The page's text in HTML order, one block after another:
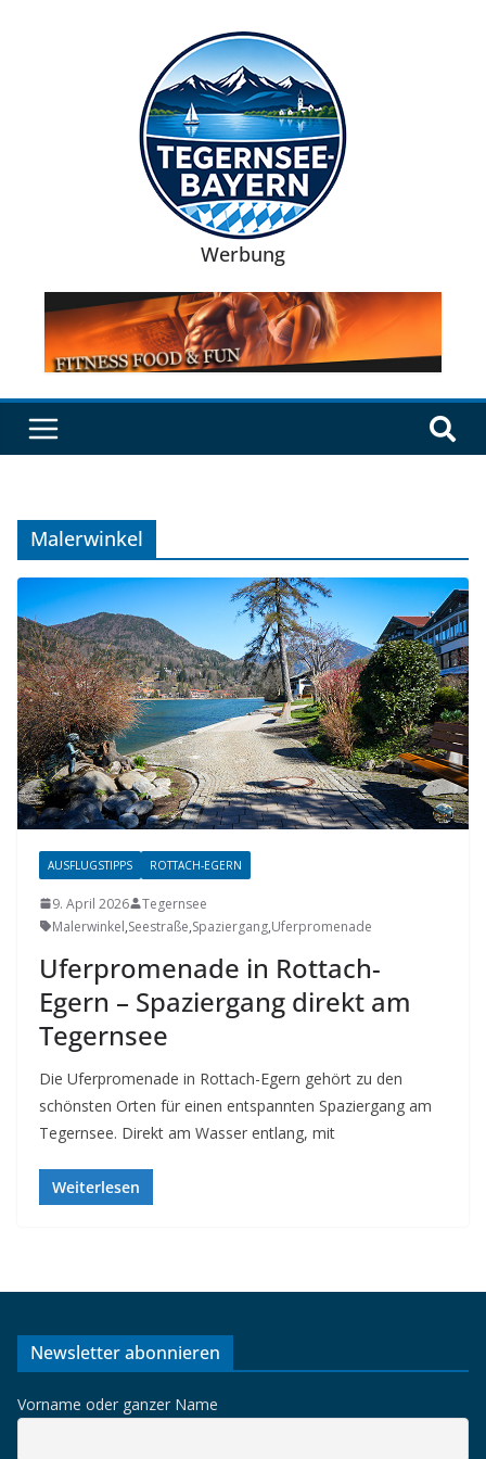
Werbung
Malerwinkel
AUSFLUGSTIPPS ROTTACH-EGERN
9. April 2026
Tegernsee
Malerwinkel,Seestraße,Spaziergang,Uferpromenade
Uferpromenade in Rottach-
Egern – Spaziergang direkt am
Tegernsee
Die Uferpromenade in Rottach-Egern gehört zu den
schönsten Orten für einen entspannten Spaziergang am
Tegernsee. Direkt am Wasser entlang, mit
Weiterlesen
Newsletter abonnieren
Vorname oder ganzer Name